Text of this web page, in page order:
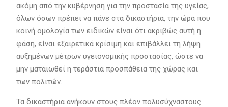
ακόμη από την κυβέρνηση για την προστασία της υγείας,
όλων όσων πρέπει να πάνε στα δικαστήρια, την ώρα που
κοινή ομολογία των ειδικών είναι ότι ακριβώς αυτή η
φάση, είναι εξαιρετικά κρίσιμη και επιβάλλει τη λήψη
αυξημένων μέτρων υγειονομικής προστασίας, ώστε να
μην ματαιωθεί η τεράστια προσπάθεια της χώρας και
των πολιτών.
Τα δικαστήρια ανήκουν στους πλέον πολυσύχναστους